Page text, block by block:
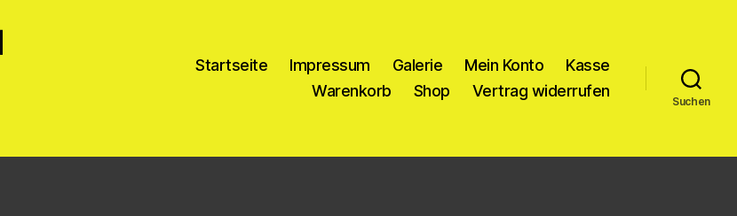
Startseite Impressum Galerie Mein Konto
Kasse
Warenkorb
Shop Vertrag widerrufen
Suchen